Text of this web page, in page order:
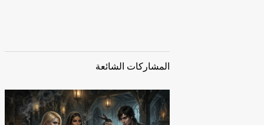
المشاركات الشائعة